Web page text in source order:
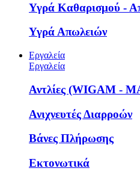
Υγρά Καθαρισμού -
Υγρά Απωλειών
Εργαλεία
Εργαλεία
Αντλίες (WIGAM -
Ανιχνευτές Διαρροών
Βάνες Πλήρωσης
Εκτονωτικά